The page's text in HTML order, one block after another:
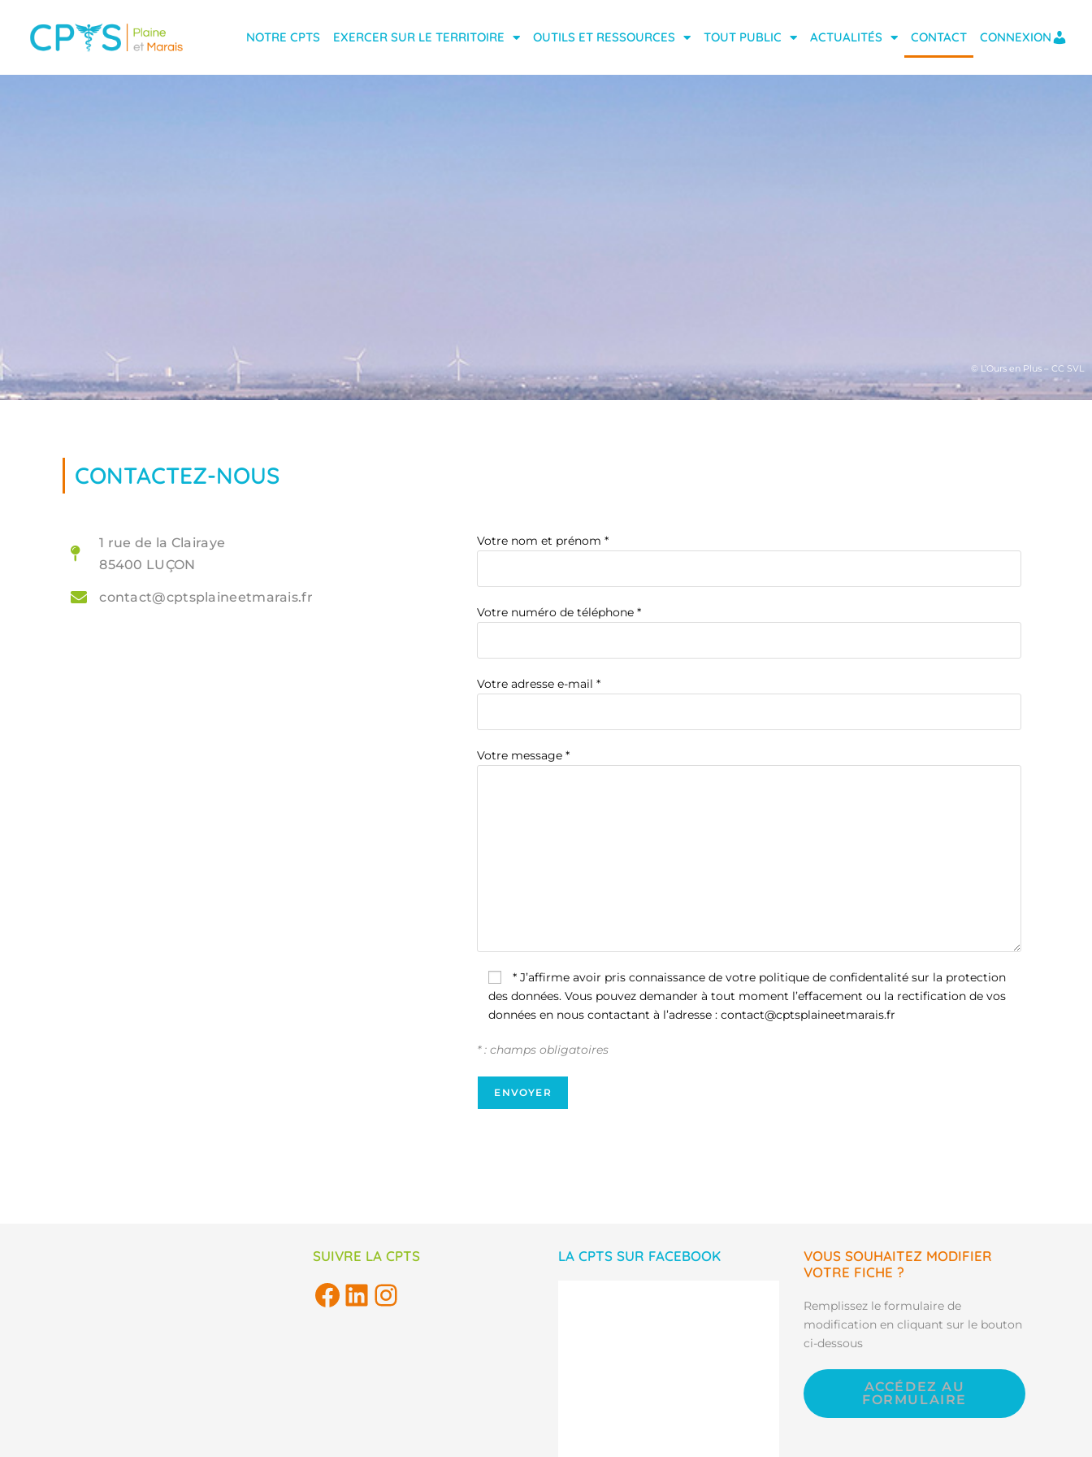
NOTRE CPTS EXERCER SUR LE TERRITOIRE OUTILS ET RESSOURCES TOUT PUBLIC ACTUALITÉS CONTACT CONNEXION
© L’Ours en Plus – CC SVL
CONTACTEZ-NOUS
1 rue de la Clairaye
85400 LUÇON
contact@cptsplaineetmarais.fr
Votre nom et prénom *
Votre numéro de téléphone *
Votre adresse e-mail *
Votre message *
* J’affirme avoir pris connaissance de votre politique de confidentalité sur la protection
des données. Vous pouvez demander à tout moment l’effacement ou la rectification de vos
données en nous contactant à l’adresse : contact@cptsplaineetmarais.fr
* : champs obligatoires
SUIVRE LA CPTS LA CPTS SUR FACEBOOK
VOUS SOUHAITEZ MODIFIER
VOTRE FICHE ?
Remplissez le formulaire de
modification en cliquant sur le bouton
ci-dessous
ACCÉDEZ AU
FORMULAIRE